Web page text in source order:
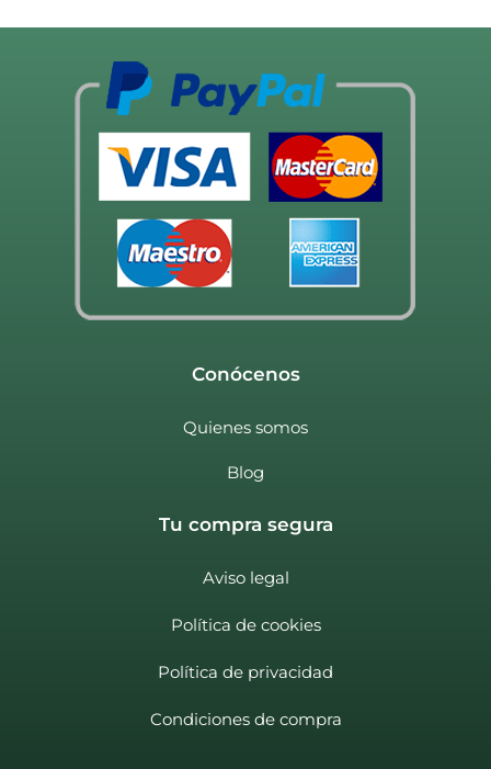
Conócenos
Quienes somos
Blog
Tu compra segura
Aviso legal
Política de cookies
Política de privacidad
Condiciones de compra